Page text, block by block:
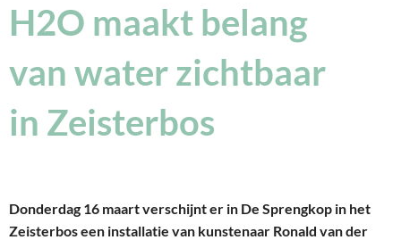
H2O maakt belang
van water zichtbaar
in Zeisterbos
Donderdag 16 maart verschijnt er in De Sprengkop in het
Zeisterbos een installatie van kunstenaar Ronald van der